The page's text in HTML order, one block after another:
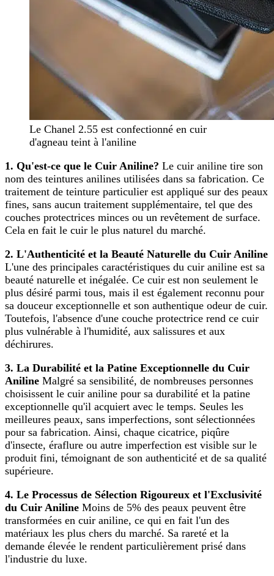
Le Chanel 2.55 est confectionné en cuir
d'agneau teint à l'aniline
1. Qu'est-ce que le Cuir Aniline? Le cuir aniline tire son
nom des teintures anilines utilisées dans sa fabrication. Ce
traitement de teinture particulier est appliqué sur des peaux
fines, sans aucun traitement supplémentaire, tel que des
couches protectrices minces ou un revêtement de surface.
Cela en fait le cuir le plus naturel du marché.
2. L'Authenticité et la Beauté Naturelle du Cuir Aniline
L'une des principales caractéristiques du cuir aniline est sa
beauté naturelle et inégalée. Ce cuir est non seulement le
plus désiré parmi tous, mais il est également reconnu pour
sa douceur exceptionnelle et son authentique odeur de cuir.
Toutefois, l'absence d'une couche protectrice rend ce cuir
plus vulnérable à l'humidité, aux salissures et aux
déchirures.
3. La Durabilité et la Patine Exceptionnelle du Cuir
Aniline Malgré sa sensibilité, de nombreuses personnes
choisissent le cuir aniline pour sa durabilité et la patine
exceptionnelle qu'il acquiert avec le temps. Seules les
meilleures peaux, sans imperfections, sont sélectionnées
pour sa fabrication. Ainsi, chaque cicatrice, piqûre
d'insecte, éraflure ou autre imperfection est visible sur le
produit fini, témoignant de son authenticité et de sa qualité
supérieure.
4. Le Processus de Sélection Rigoureux et l'Exclusivité
du Cuir Aniline Moins de 5% des peaux peuvent être
transformées en cuir aniline, ce qui en fait l'un des
matériaux les plus chers du marché. Sa rareté et la
demande élevée le rendent particulièrement prisé dans
l'industrie du luxe.